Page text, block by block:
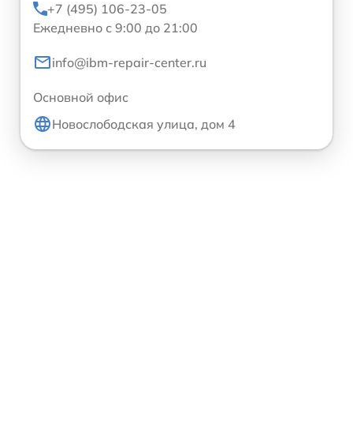
+7 (495) 106-23-05
Ежедневно с 9:00 до 21:00
info@ibm-repair-center.ru
Основной офис
Новослободская улица, дом 4